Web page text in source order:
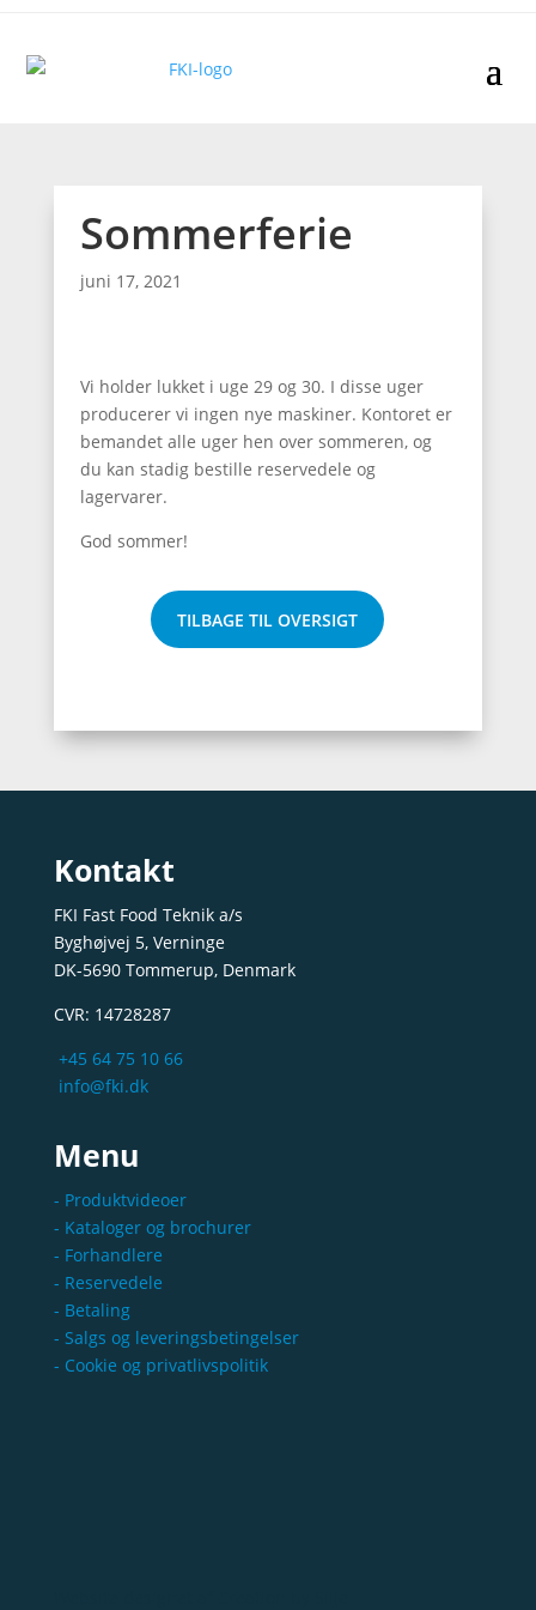
Sommerferie
juni 17, 2021
Vi holder lukket i uge 29 og 30. I disse uger
producerer vi ingen nye maskiner. Kontoret er
bemandet alle uger hen over sommeren, og
du kan stadig bestille reservedele og
lagervarer.
God sommer!
TILBAGE TIL OVERSIGT
Kontakt
FKI Fast Food Teknik a/s
Byghøjvej 5, Verninge
DK-5690 Tommerup, Denmark
CVR: 14728287
+45 64 75 10 66
info@fki.dk
Menu
- Produktvideoer
- Kataloger og brochurer
- Forhandlere
- Reservedele
- Betaling
- Salgs og leveringsbetingelser
- Cookie og privatlivspolitik